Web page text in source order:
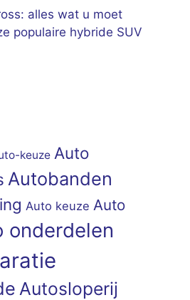
alles wat u moet
populaire hybride SUV
keuze Auto
Autobanden
Auto keuze Auto
onderdelen
Autosloperij